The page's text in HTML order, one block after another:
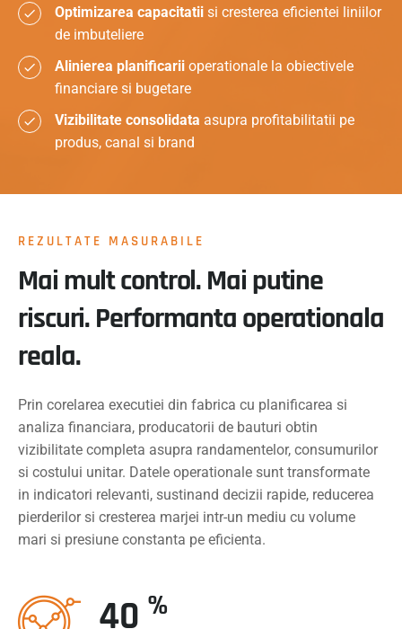
Optimizarea capacitatii si cresterea eficientei liniilor
de imbuteliere
Alinierea planificarii operationale la obiectivele
financiare si bugetare
Vizibilitate consolidata asupra profitabilitatii pe
produs, canal si brand
REZULTATE MASURABILE
Mai mult control. Mai putine
riscuri. Performanta operationala
reala.
Prin corelarea executiei din fabrica cu planificarea si
analiza financiara, producatorii de bauturi obtin
vizibilitate completa asupra randamentelor, consumurilor
si costului unitar. Datele operationale sunt transformate
in indicatori relevanti, sustinand decizii rapide, reducerea
pierderilor si cresterea marjei intr-un mediu cu volume
mari si presiune constanta pe eficienta.
40 %